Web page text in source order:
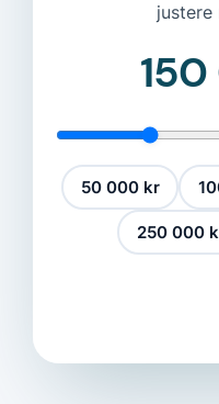
justere
50 000 kr
250 000